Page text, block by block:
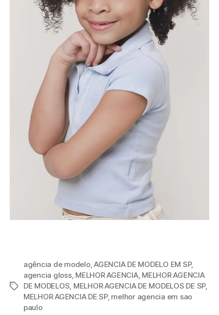
agência de modelo,AGENCIA DE MODELO EM SP,
agencia gloss, MELHOR AGENCIA, MELHOR AGENCIA
DE MODELOS, MELHOR AGENCIA DE MODELOS DE SP,
MELHOR AGENCIA DE SP, melhor agencia em sao
paulo